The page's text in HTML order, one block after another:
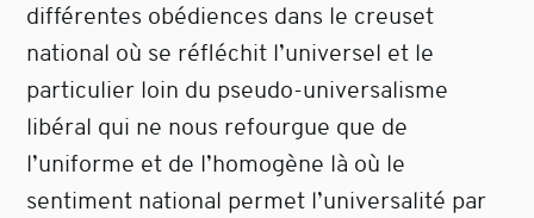
différentes obédiences dans le creuset
national où se réfléchit l’universel et le
particulier loin du pseudo-universalisme
libéral qui ne nous refourgue que de
l’uniforme et de l’homogène là où le
sentiment national permet l’universalité par